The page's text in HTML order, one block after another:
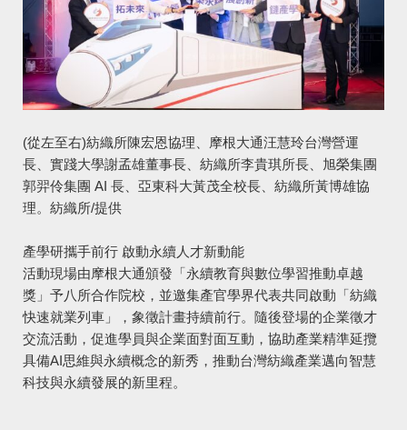
(從左至右)紡織所陳宏恩協理、摩根大通汪慧玲台灣營運
長、實踐大學謝孟雄董事長、紡織所李貴琪所長、旭榮集團
郭羿伶集團 AI 長、亞東科大黃茂全校長、紡織所黃博雄協
理。紡織所/提供
產學研攜手前行 啟動永續人才新動能
活動現場由摩根大通頒發「永續教育與數位學習推動卓越
獎」予八所合作院校，並邀集產官學界代表共同啟動「紡織
快速就業列車」，象徵計畫持續前行。隨後登場的企業徵才
交流活動，促進學員與企業面對面互動，協助產業精準延攬
具備AI思維與永續概念的新秀，推動台灣紡織產業邁向智慧
科技與永續發展的新里程。